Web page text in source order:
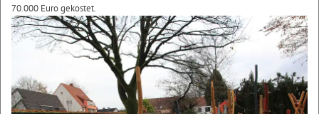
70.000 Euro gekostet.